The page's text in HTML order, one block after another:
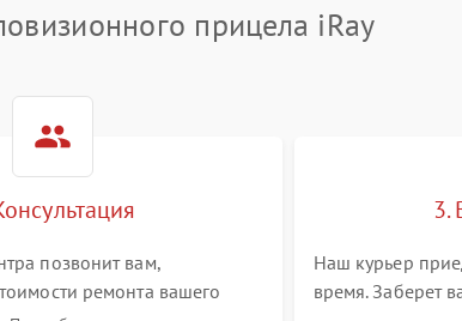
прицела iRay
позвонит вам,
ремонта вашего
3.
Наш курьер
время. Заберет